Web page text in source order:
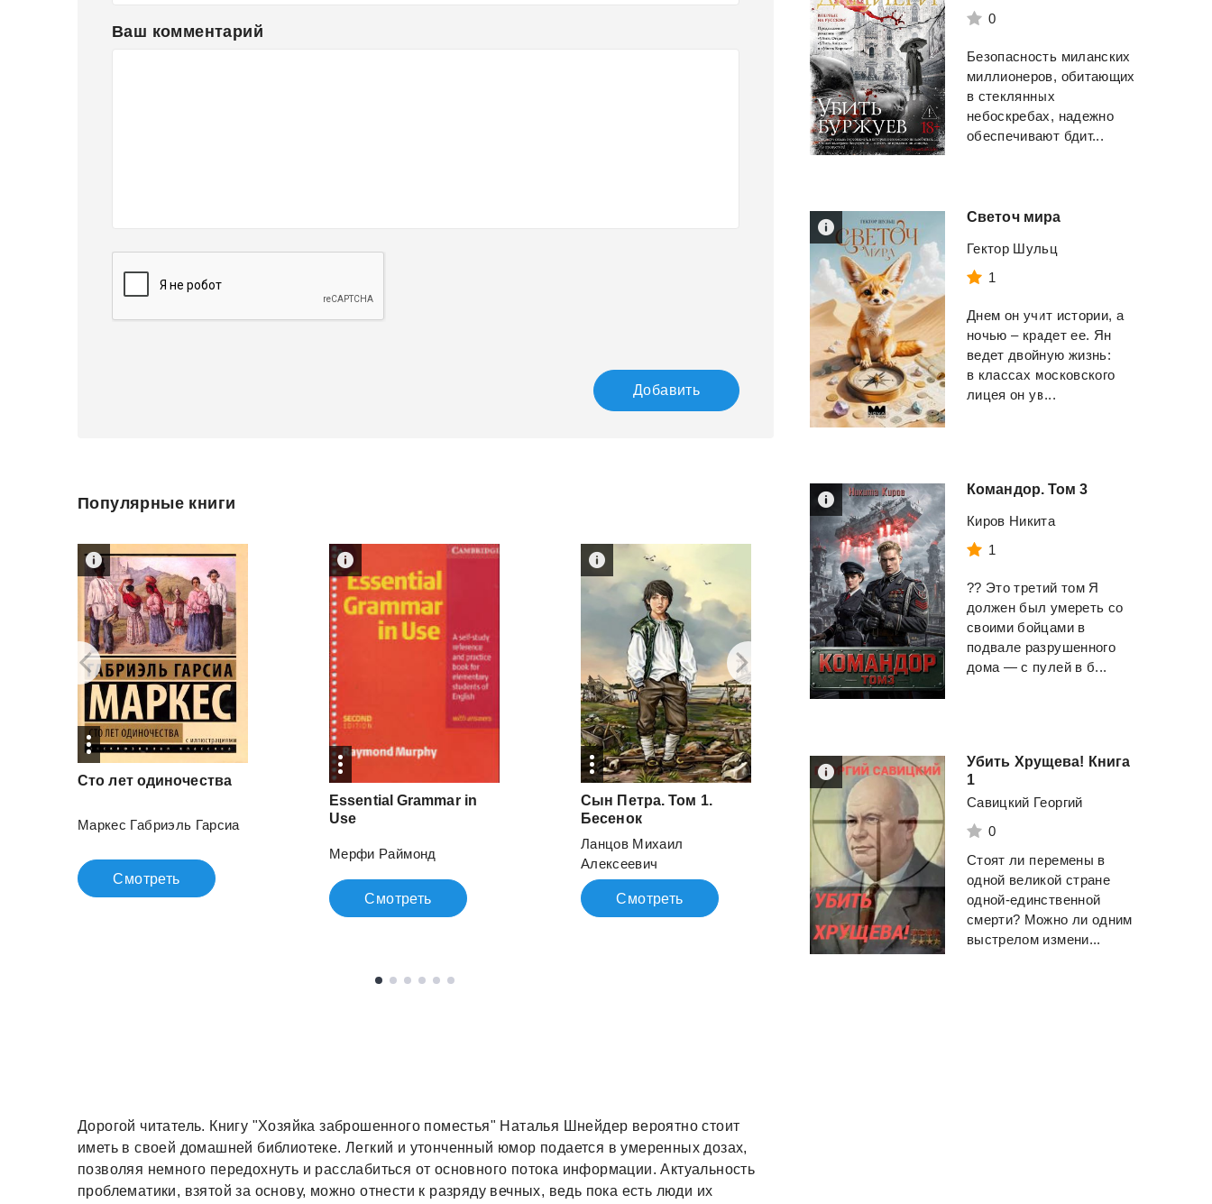
Ваш комментарий
Добавить
Популярные книги
Сто лет одиночества
Маркес Габриэль Гарсиа
Смотреть
Essential Grammar in
Use
Мерфи Раймонд
Смотреть
Сын Петра. Том 1.
Бесенок
Ланцов Михаил
Алексеевич
Смотреть
Камень Книга Девятая
Минин Станислав
Смотреть
Дорогой читатель. Книгу "Хозяйка заброшенного поместья" Наталья Шнейдер вероятно стоит
иметь в своей домашней библиотеке. Легкий и утонченный юмор подается в умеренных дозах,
позволяя немного передохнуть и расслабиться от основного потока информации. Актуальность
проблематики, взятой за основу, можно отнести к разряду вечных, ведь пока есть люди их
0
Безопасность миланских
миллионеров, обитающих
в стеклянных
небоскребах, надежно
обеспечивают бдит...
Светоч мира
Гектор Шульц
1
Днем он учит истории, а
ночью – крадет ее. Ян
ведет двойную жизнь:
в классах московского
лицея он ув...
Командор. Том 3
Киров Никита
1
?? Это третий том Я
должен был умереть со
своими бойцами в
подвале разрушенного
дома — с пулей в б...
Убить Хрущева! Книга
1
Савицкий Георгий
0
Стоят ли перемены в
одной великой стране
одной-единственной
смерти? Можно ли одним
выстрелом измени...